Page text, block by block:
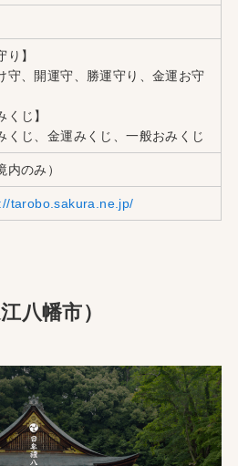
り】
守、開運守、勝運守り、金運お守
くじ】
くじ、金運みくじ、一般おみくじ
内のみ）
tarobo.sakura.ne.jp/
八幡市）